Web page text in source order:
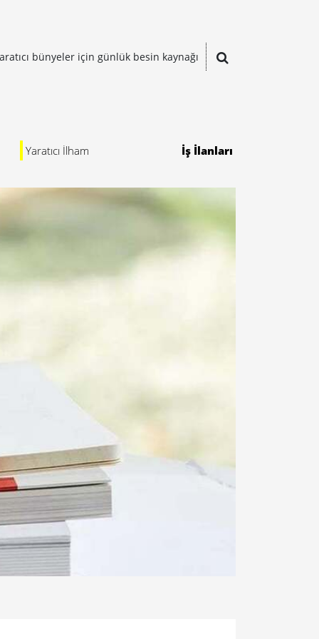
bünyeler için günlük besin kaynağı
Yaratıcı İlham İş İlanları